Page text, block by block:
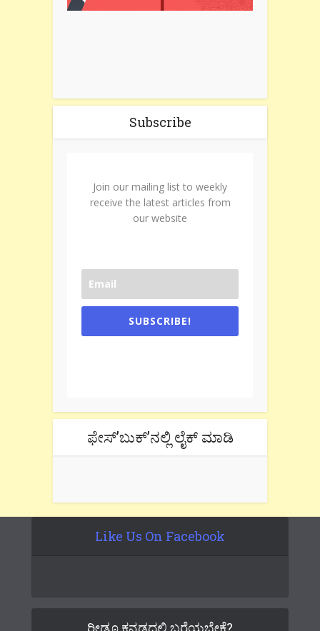
Subscribe
Join our mailing list to weekly
receive the latest articles from
our website
SUBSCRIBE!
ಫೇಸ್’ಬುಕ್’ನಲ್ಲಿ ಲೈಕ್ ಮಾಡಿ
Like Us On Facebook
ರೀಡೂ ಕನ್ನಡದಲ್ಲಿ ಬರೆಯಬೇಕೆ?